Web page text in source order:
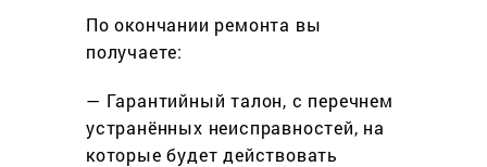
По окончании ремонта вы
получаете:
— Гарантийный талон, с перечнем
устранённых неисправностей, на
которые будет действовать